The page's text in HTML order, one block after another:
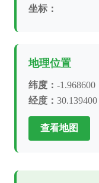
坐标：
地理位置
纬度： -1.968600
经度： 30.139400
查看地图